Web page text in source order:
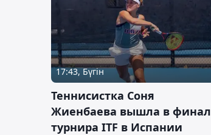
17:43, Бүгін
Теннисистка Соня
Жиенбаева вышла в финал
турнира ITF в Испании